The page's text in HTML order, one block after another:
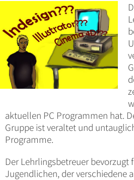
aktuellen PC Programmen hat.
Gruppe ist veraltet und
Programme.
Der Lehrlingsbetreuer bevorzugt
Jugendlichen, der verschiedene